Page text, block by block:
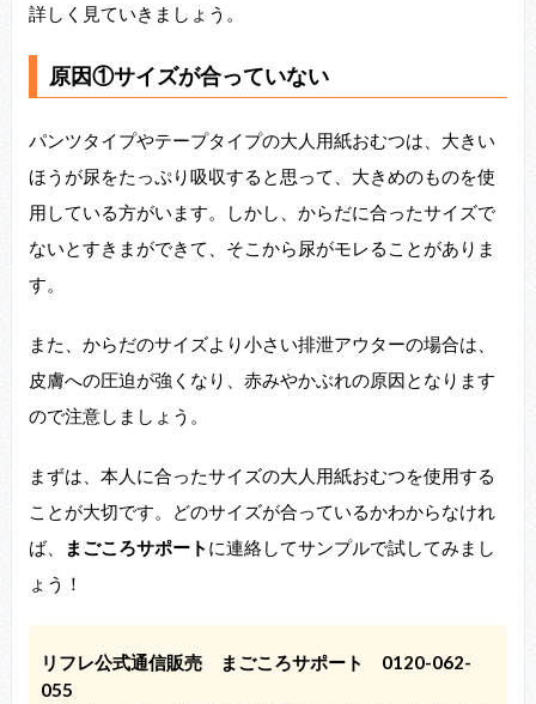
詳しく見ていきましょう。
原因①サイズが合っていない
パンツタイプやテープタイプの大人用紙おむつは、大きい
ほうが尿をたっぷり吸収すると思って、大きめのものを使
用している方がいます。しかし、からだに合ったサイズで
ないとすきまができて、そこから尿がモレることがありま
す。
また、からだのサイズより小さい排泄アウターの場合は、
皮膚への圧迫が強くなり、赤みやかぶれの原因となります
ので注意しましょう。
まずは、本人に合ったサイズの大人用紙おむつを使用する
ことが大切です。どのサイズが合っているかわからなけれ
ば、
まごころサポート に連絡してサンプルで試してみまし
ょう！
リフレ公式通信販売 まごころサポート 0120-062-
055